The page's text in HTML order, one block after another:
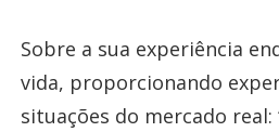
Sobre a sua experiência
vida, proporcionando
situações do mercado